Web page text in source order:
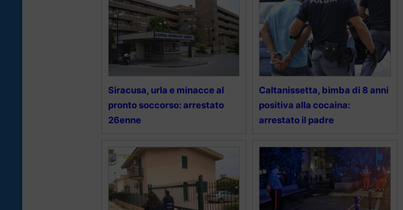
Siracusa, urla e minacce al
pronto soccorso: arrestato
26enne
Caltanissetta, bimba di 8 anni
positiva alla cocaina:
arrestato il padre